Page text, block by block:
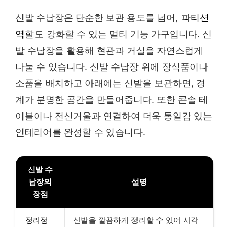
신발 수납장은 단순한 보관 용도를 넘어, 파티션
역할도 강화할 수 있는 멀티 기능 가구입니다. 신
발 수납장을 활용해 현관과 거실을 자연스럽게
나눌 수 있습니다. 신발 수납장 위에 장식품이나
소품을 배치하고 아래에는 신발을 보관하면, 경
계가 분명한 공간을 만들어줍니다. 또한 콘솔 테
이블이나 전신거울과 연결하여 더욱 통일감 있는
인테리어를 완성할 수 있습니다.
신발 수
납장의
장점
설명
정리정 신발을 깔끔하게 정리할 수 있어 시각